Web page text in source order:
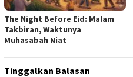
The Night Before Eid: Malam
Takbiran, Waktunya
Muhasabah Niat
Tinggalkan Balasan